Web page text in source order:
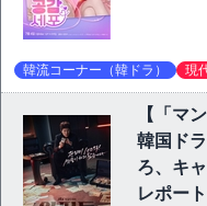
韓流コーナー（韓ドラ） 現
【「マ
韓国ド
ろ、キ
レポー